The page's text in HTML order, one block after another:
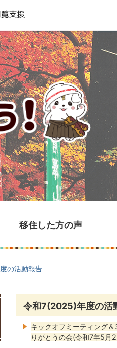
移住した方の声
の活動報告
令和7(2025)年度の活
キックオフミーティング
りがとうの会(令和7年5月